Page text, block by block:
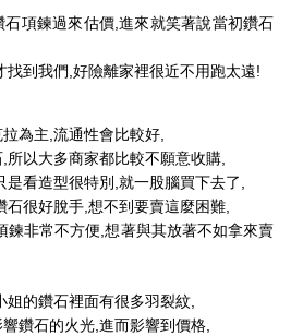
項鍊過來估價,進來就笑著說當初鑽石
找到我們,好險離家裡很近不用跑太遠!
為主,流通性會比較好,
所以大多商家都比較不願意收購,
是看造型很特別,就一股腦買下去了,
石很好脫手,想不到要賣這麼困難,
鍊非常不方便,想著與其放著不如拿來賣
姐的鑽石裡面有很多羽裂紋,
鑽石的火光,進而影響到價格,